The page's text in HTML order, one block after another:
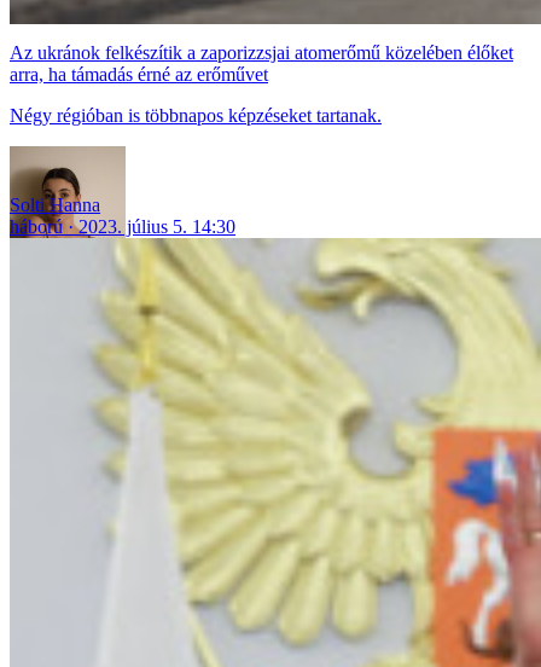
Az ukránok felkészítik a zaporizzsjai atomerőmű közelében élőket
arra, ha támadás érné az erőművet
Négy régióban is többnapos képzéseket tartanak.
Solti Hanna
háború
2023. július 5. 14:30